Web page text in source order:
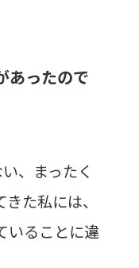
あったので
、まったく
た私には、
いることに違